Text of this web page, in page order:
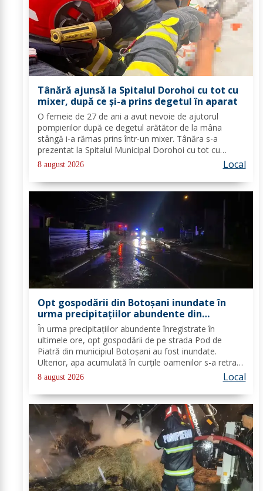
Tânără ajunsă la Spitalul Dorohoi cu tot cu
mixer, după ce și-a prins degetul în aparat
O femeie de 27 de ani a avut nevoie de ajutorul
pompierilor după ce degetul arătător de la mâna
stângă i-a rămas prins într-un mixer. Tânăra s-a
prezentat la Spitalul Municipal Dorohoi cu tot cu
aparatul electrocasnic, iar medicii au solicitat
intervenția salvatorilor. Pompierii din cadrul...
8 august 2026 Local
Opt gospodării din Botoșani inundate în
urma precipitațiilor abundente din
ultimele ore
În urma precipitațiilor abundente înregistrate în
ultimele ore, opt gospodării de pe strada Pod de
Piatră din municipiul Botoșani au fost inundate.
Ulterior, apa acumulată în curțile oamenilor s-a retras
pe carosabil. Pentru evacuarea apei, pompierii militari
din cadrul Detașamentului Botoșani au...
8 august 2026 Local